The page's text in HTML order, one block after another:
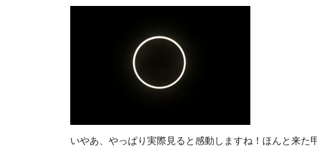
いやあ、やっぱり実際見ると感動しますね！ほんと来た